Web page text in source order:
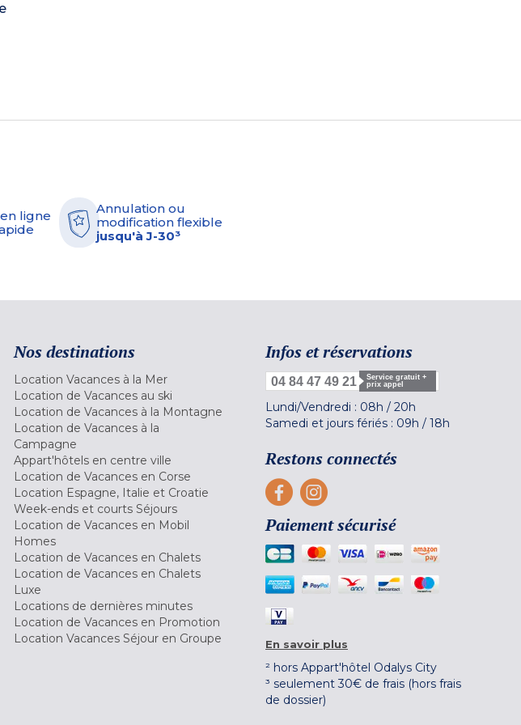
ligne
Annulation ou
modification flexible
jusqu'à J-30³
Nos destinations
Location Vacances à la Mer
Location de Vacances au ski
Location de Vacances à la Montagne
Location de Vacances à la
Campagne
Appart'hôtels en centre ville
Location de Vacances en Corse
Location Espagne, Italie et Croatie
Week-ends et courts Séjours
Location de Vacances en Mobil
Homes
Location de Vacances en Chalets
Location de Vacances en Chalets
Luxe
Locations de dernières minutes
Location de Vacances en Promotion
Location Vacances Séjour en Groupe
Infos et réservations
04 84 47 49 21
Service gratuit +
prix appel
Lundi/Vendredi : 08h / 20h
Samedi et jours fériés : 09h / 18h
Restons connectés
Paiement sécurisé
En savoir plus
² hors Appart'hôtel Odalys City
³ seulement 30€ de frais (hors frais
de dossier)